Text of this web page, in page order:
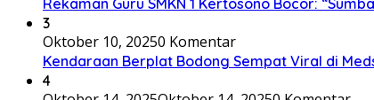
3
Oktober 10, 20250 Komentar
Kendaraan Berplat Bodong Sempat Viral di
4